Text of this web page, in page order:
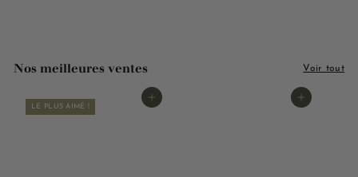
Nos meilleures ventes Voir tout
Ajouter au panier
LE PLUS AIMÉ ! Ajouter au panier